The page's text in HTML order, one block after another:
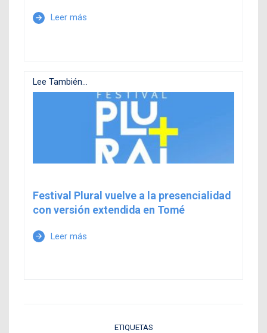
arrow_forward Leer más
Lee También...
Festival Plural vuelve a la presencialidad
con versión extendida en Tomé
arrow_forward Leer más
ETIQUETAS